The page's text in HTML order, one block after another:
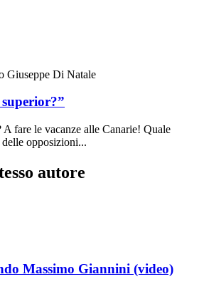
Giuseppe Di Natale
superior?”
A fare le vacanze alle Canarie! Quale
delle opposizioni...
autore
Massimo Giannini (video)